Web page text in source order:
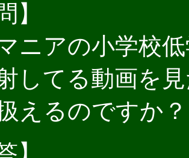
】
ニアの小学校
してる動画を
えるのですか？